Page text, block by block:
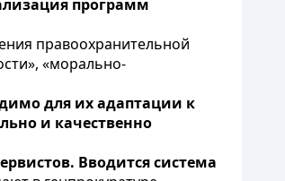
программ
правоохранительной
«морально-
для их адаптации к
и качественно
Вводится система